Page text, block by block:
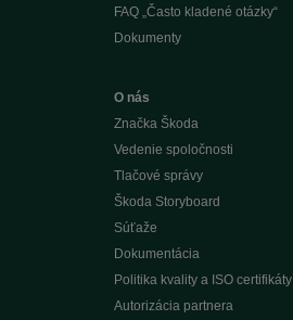
FAQ „Často kladené otázky“
Dokumenty
O nás
Značka Škoda
Vedenie spoločnosti
Tlačové správy
Škoda Storyboard
Súťaže
Dokumentácia
Politika kvality a ISO certifikáty
Autorizácia partnera